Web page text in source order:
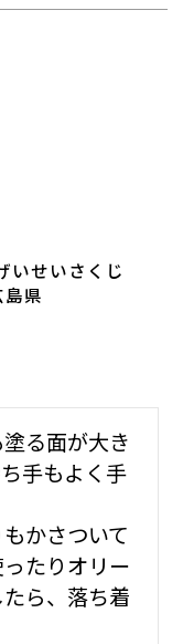
いせいさくじ
県
る面が大き
手もよく手
かさついて
たりオリー
ら、落ち着